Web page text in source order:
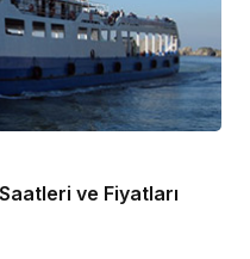
ve Fiyatları